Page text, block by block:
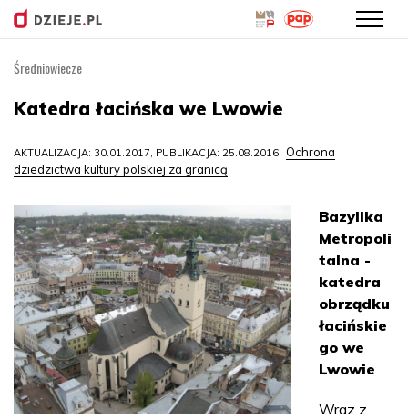
treści
Średniowiecze
Katedra łacińska we Lwowie
AKTUALIZACJA: 30.01.2017, PUBLIKACJA: 25.08.2016
Ochrona
dziedzictwa kultury polskiej za granicą
Bazylika
Metropoli
talna -
katedra
obrządku
łacińskie
go we
Lwowie
Wraz z